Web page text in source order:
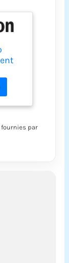
à
avec
par